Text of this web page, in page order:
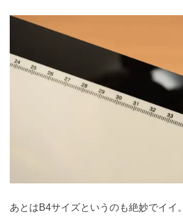
あとはB4サイズというのも絶妙でイイ。